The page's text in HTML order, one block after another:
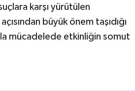
karşı yürütülen
büyük önem taşıdığı
mücadelede etkinliğin somut